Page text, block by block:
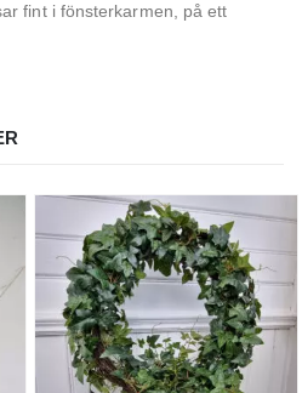
fint i fönsterkarmen, på ett